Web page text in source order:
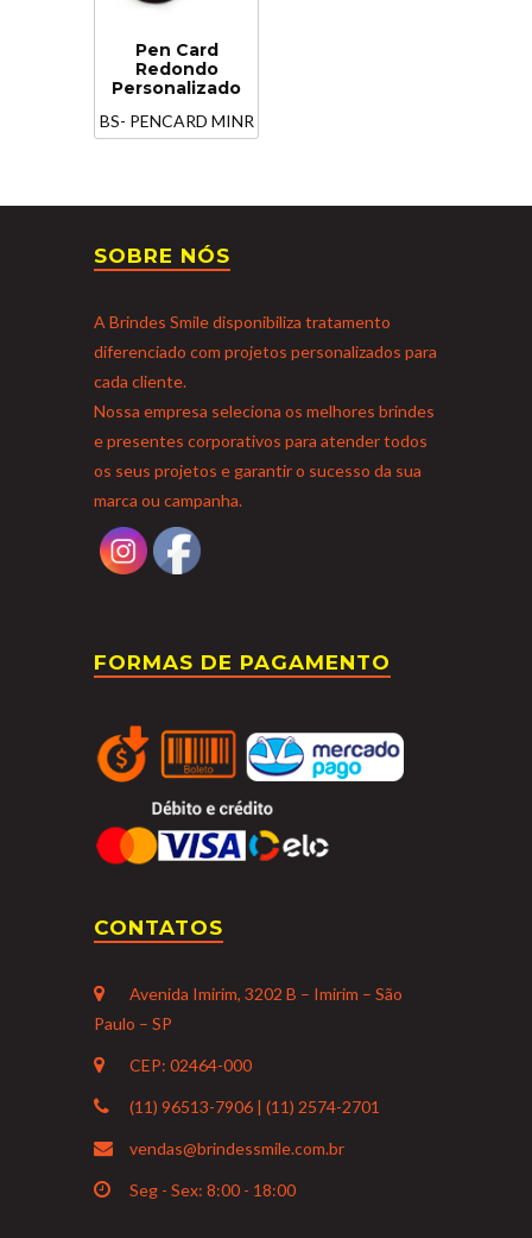
Pen Card
Redondo
Personalizado
BS- PENCARD MINR
SOBRE NÓS
A Brindes Smile disponibiliza tratamento
diferenciado com projetos personalizados para
cada cliente.
Nossa empresa seleciona os melhores brindes
e presentes corporativos para atender todos
os seus projetos e garantir o sucesso da sua
marca ou campanha.
FORMAS DE PAGAMENTO
CONTATOS
Avenida Imirim, 3202 B – Imirim – São
Paulo – SP
CEP: 02464-000
(11) 96513-7906 | (11) 2574-2701
vendas@brindessmile.com.br
Seg - Sex: 8:00 - 18:00